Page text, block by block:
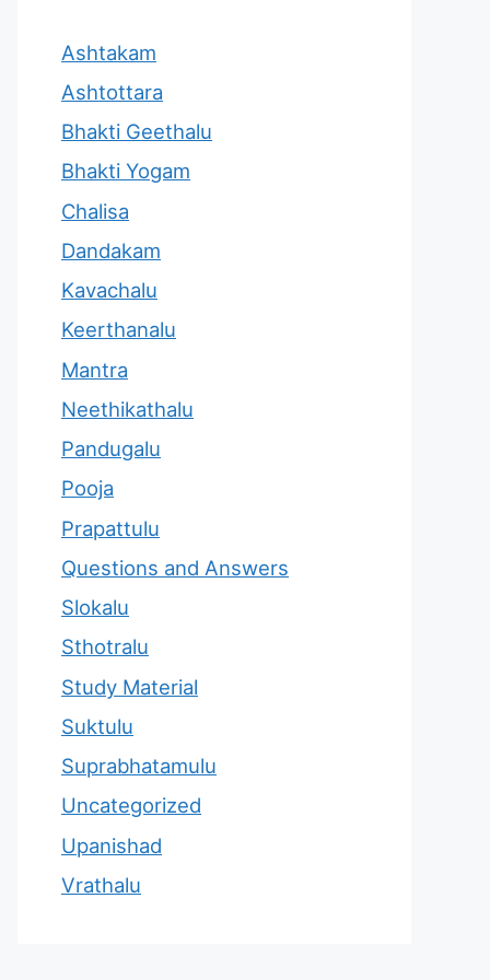
Ashtakam
Ashtottara
Bhakti Geethalu
Bhakti Yogam
Chalisa
Dandakam
Kavachalu
Keerthanalu
Mantra
Neethikathalu
Pandugalu
Pooja
Prapattulu
Questions and Answers
Slokalu
Sthotralu
Study Material
Suktulu
Suprabhatamulu
Uncategorized
Upanishad
Vrathalu